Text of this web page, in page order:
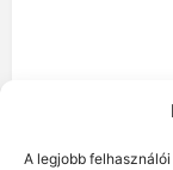
A legjobb